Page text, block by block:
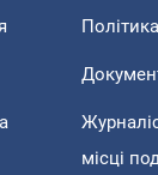
місці